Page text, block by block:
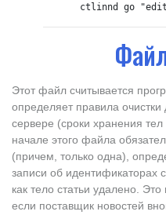
ctlinnd go
Этот файл считывается
определяет правила
сервере (сроки хранения
начале этого файла
(причем, только одна),
записи об идентификаторах
как тело статьи удалено. Это
если поставщик новостей